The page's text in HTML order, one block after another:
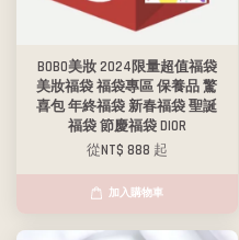
BOBO美妝 2024限量超值福袋
美妝福袋 福袋專區 保養品 驚
喜包 年終福袋 新春福袋 聖誕
福袋 節慶福袋 DIOR
從NT$ 888 起
加入購物車